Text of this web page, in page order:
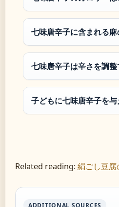
七味唐辛子に含まれる麻
七味唐辛子は辛さを調整
子どもに七味唐辛子を与
Related reading:絹ごし豆